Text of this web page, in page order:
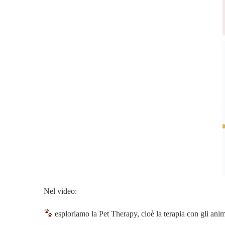
Nel video:
esploriamo la Pet Therapy, cioè la terapia con gli